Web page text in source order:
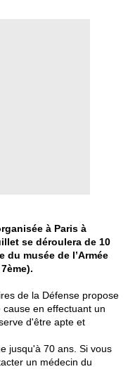
à Paris à
se déroulera de 10
du musée de l’Armée
de la Défense propose
en effectuant un
d'être apte et
jusqu'à 70 ans. Si vous
un médecin du